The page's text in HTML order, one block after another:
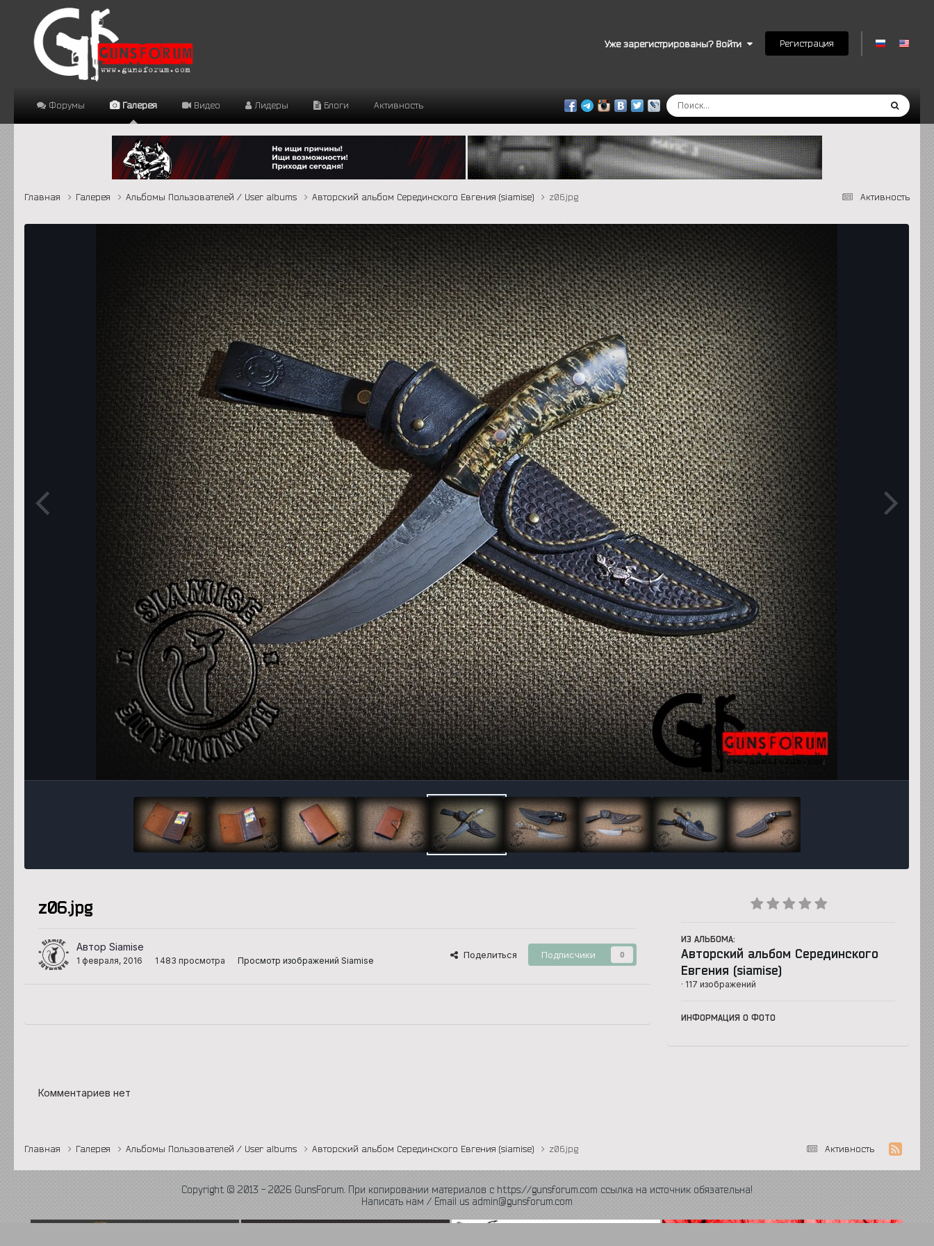
Уже зарегистрированы? Войти Регистрация
Форумы Галерея Видео Лидеры Блоги Активность
Активность
Главная Галерея Альбомы Пользователей / User albums Авторский альбом Серединского Евгения (siamise) z06.jpg
Инструменты
z06.jpg
Автор Siamise
1 февраля, 2016 1 483 просмотра Просмотр изображений Siamise
Поделиться Подписчики 0
ИЗ АЛЬБОМА:
Авторский альбом Серединского
Евгения (siamise)
· 117 изображений
ИНФОРМАЦИЯ О ФОТО
Комментариев нет
Активность
Главная Галерея Альбомы Пользователей / User albums Авторский альбом Серединского Евгения (siamise) z06.jpg
Copyright © 2013 - 2026 GunsForum. При копировании материалов с https://gunsforum.com ссылка на источник обязательна!
Написать нам / Email us admin@gunsforum.com